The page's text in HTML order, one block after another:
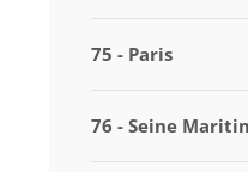
75 - Paris
76 - Seine